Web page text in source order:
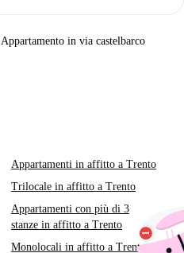
Appartamento in via castelbarco
Appartamenti in affitto a Trento
Trilocale in affitto a Trento
Appartamenti con più di 3
stanze in affitto a Trento
Monolocali in affitto a Trento